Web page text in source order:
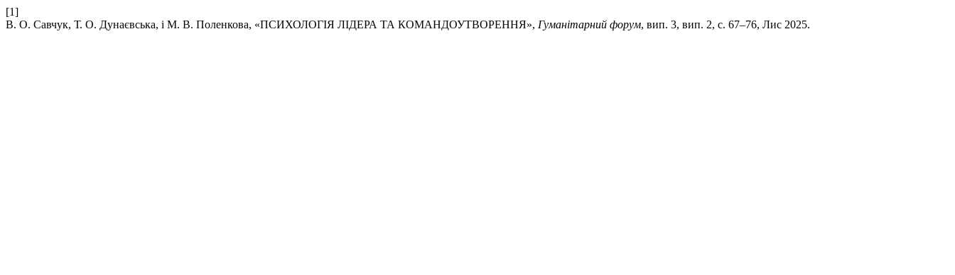
[1]
В. О. Савчук, Т. О. Дунаєвська, і М. В. Поленкова, «ПСИХОЛОГІЯ ЛІДЕРА ТА КОМАНДОУТВОРЕННЯ», Гуманітарний форум, вип. 3, вип. 2, с. 67–76, Лис 2025.